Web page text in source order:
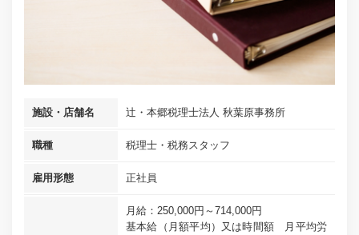
施設・店舗名 辻・本郷税理士法人 秋葉原事務所
職種 税理士・税務スタッフ
雇用形態 正社員
月給：250,000円～714,000円
基本給（月額平均）又は時間額 月平均労